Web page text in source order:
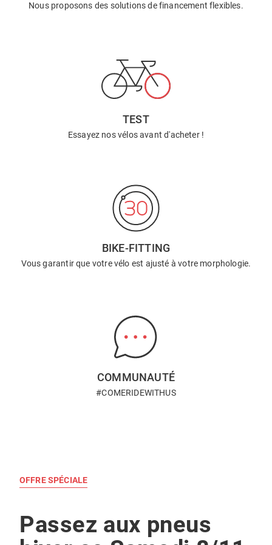
Nous proposons des solutions de financement flexibles.
TEST
Essayez nos vélos avant d'acheter !
BIKE-FITTING
Vous garantir que votre vélo est ajusté à votre morphologie.
COMMUNAUTÉ
#COMERIDEWITHUS
OFFRE SPÉCIALE
Passez aux pneus